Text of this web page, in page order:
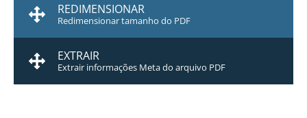
REDIMENSIONAR
Redimensionar tamanho do PDF
EXTRAIR
Extrair informações Meta do arquivo PDF